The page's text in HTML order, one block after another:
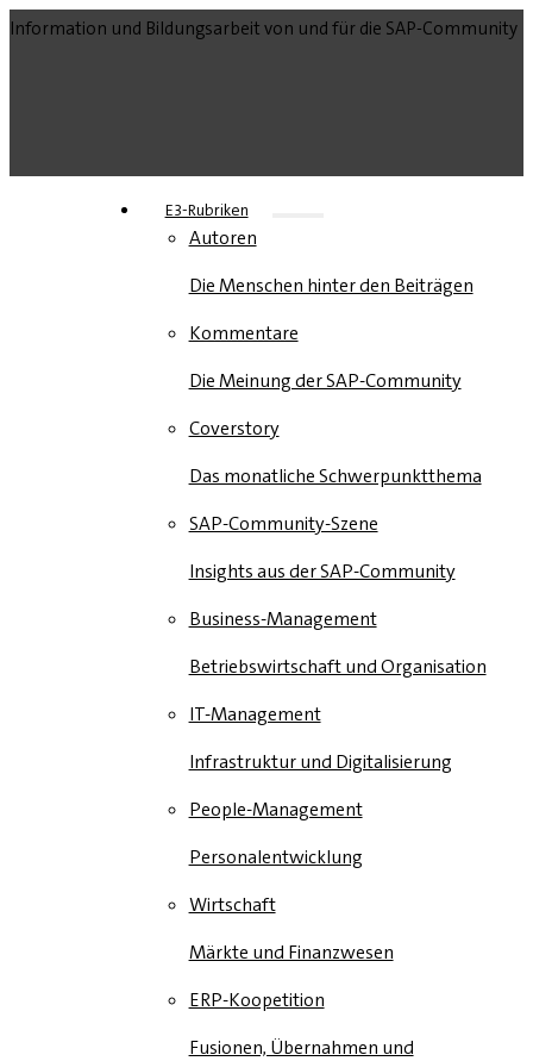
Information und Bildungsarbeit von und für die SAP-Community
E3-Rubriken
Autoren
Die Menschen hinter den Beiträgen
Kommentare
Die Meinung der SAP-Community
Coverstory
Das monatliche Schwerpunktthema
SAP-Community-Szene
Insights aus der SAP-Community
Business-Management
Betriebswirtschaft und Organisation
IT-Management
Infrastruktur und Digitalisierung
People-Management
Personalentwicklung
Wirtschaft
Märkte und Finanzwesen
ERP-Koopetition
Fusionen, Übernahmen und